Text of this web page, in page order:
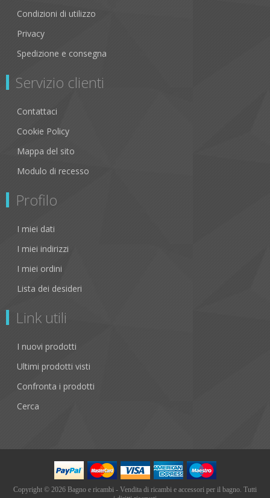
Condizioni di utilizzo
Privacy
Spedizione e consegna
Servizio clienti
Contattaci
Cookie Policy
Mappa del sito
Modulo di recesso
Profilo
I miei dati
I miei indirizzi
I miei ordini
Lista dei desideri
Link utili
I nuovi prodotti
Ultimi prodotti visti
Confronta i prodotti
Cerca
Copyright © 2026 Bagno e ricambi - Vendita di ricambi e accessori per il bagno. Tutti